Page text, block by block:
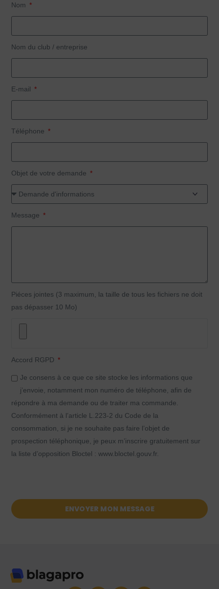
Nom
Nom du club / entreprise
E-mail
Téléphone
Objet de votre demande
Message
Piéces jointes (3 maximum, la taille de tous les fichiers ne doit
pas dépasser 10 Mo)
Accord RGPD
Je consens à ce que ce site stocke les informations que
j’envoie, notamment mon numéro de téléphone, afin de
répondre à ma demande ou de traiter ma commande.
Conformément à l’article L.223-2 du Code de la
consommation, si je ne souhaite pas faire l’objet de
prospection téléphonique, je peux m’inscrire gratuitement sur
la liste d’opposition Bloctel : www.bloctel.gouv.fr.
ENVOYER MON MESSAGE